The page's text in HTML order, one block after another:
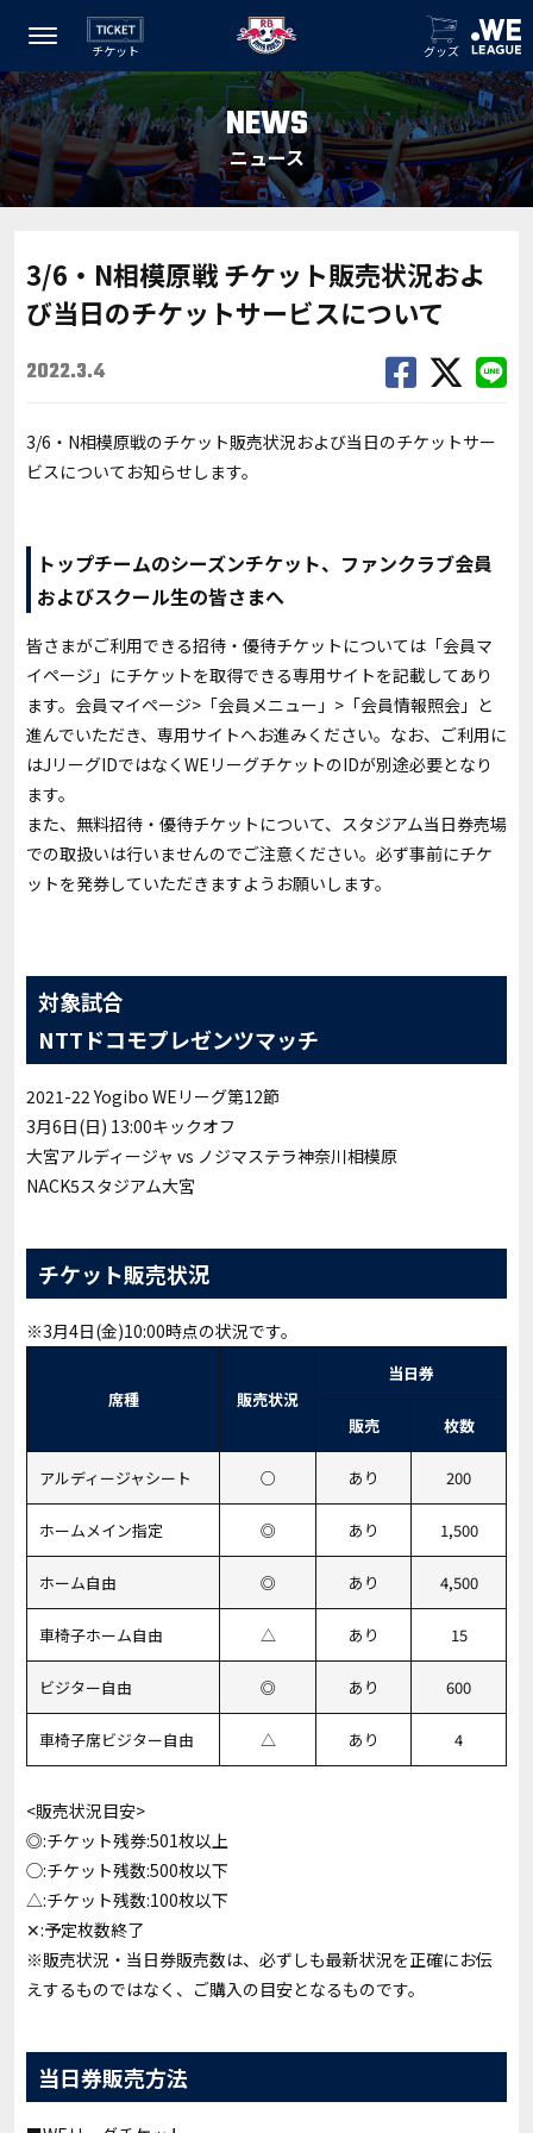
チケット グッズ
NEWS
ニュース
3/6・N相模原戦 チケット販売状況およ
び当日のチケットサービスについて
2022.3.4
3/6・N相模原戦のチケット販売状況および当日のチケットサー
ビスについてお知らせします。
トップチームのシーズンチケット、ファンクラブ会員
およびスクール生の皆さまへ
皆さまがご利用できる招待・優待チケットについては「会員マ
イページ」にチケットを取得できる専用サイトを記載してあり
ます。会員マイページ>「会員メニュー」>「会員情報照会」と
進んでいただき、専用サイトへお進みください。なお、ご利用に
はJリーグIDではなくWEリーグチケットのIDが別途必要となり
ます。
また、無料招待・優待チケットについて、スタジアム当日券売場
での取扱いは行いませんのでご注意ください。必ず事前にチケ
ットを発券していただきますようお願いします。
対象試合
NTTドコモプレゼンツマッチ
2021-22 Yogibo WEリーグ第12節
3月6日(日) 13:00キックオフ
大宮アルディージャ vs ノジマステラ神奈川相模原
NACK5スタジアム大宮
チケット販売状況
※3月4日(金)10:00時点の状況です。
席種 販売状況
当日券
販売 枚数
アルディージャシート ○ あり 200
ホームメイン指定 ◎ あり 1,500
ホーム自由 ◎ あり 4,500
車椅子ホーム自由 △ あり 15
ビジター自由 ◎ あり 600
車椅子席ビジター自由 △ あり 4
<販売状況目安>
◎:チケット残券:501枚以上
◯:チケット残数:500枚以下
△:チケット残数:100枚以下
✕:予定枚数終了
※販売状況・当日券販売数は、必ずしも最新状況を正確にお伝
えするものではなく、ご購入の目安となるものです。
当日券販売方法